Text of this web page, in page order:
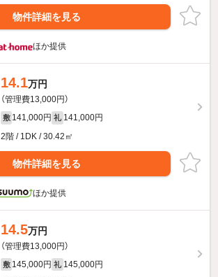
物件詳細を見る
ほか提供
14.1万円
（管理費13,000円）
敷 141,000円 礼 141,000円
2階 / 1DK / 30.42㎡
物件詳細を見る
ほか提供
14.5万円
（管理費13,000円）
敷 145,000円 礼 145,000円